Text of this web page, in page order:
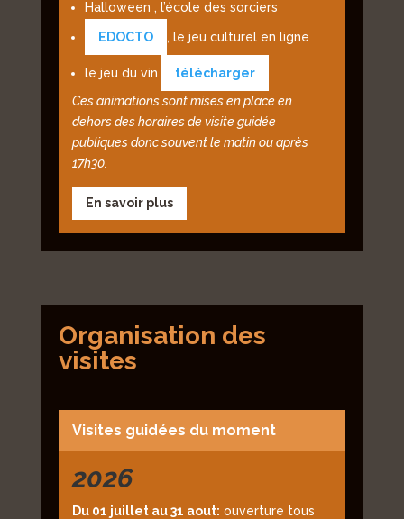
Halloween , l’école des sorciers
EDOCTO , le jeu culturel en ligne
le jeu du vin
télécharger
Ces animations sont mises en place en
dehors des horaires de visite guidée
publiques donc souvent le matin ou après
17h30.
En savoir plus
Organisation des
visites
Visites guidées du moment
2026
Du 01 juillet au 31 aout: ouverture tous